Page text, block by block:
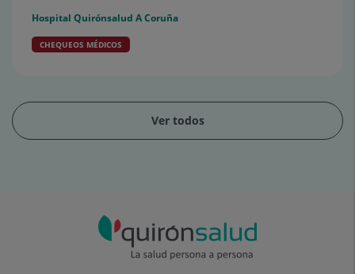
Hospital Quirónsalud A Coruña
CHEQUEOS MÉDICOS
Ver todos